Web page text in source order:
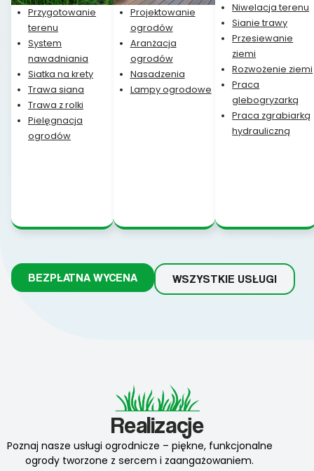
Przygotowanie
terenu
System
nawadniania
Siatka na krety
Trawa siana
Trawa z rolki
Pielęgnacja
ogrodów
Projektowanie
ogrodów
Aranżacja
ogrodów
Nasadzenia
Lampy ogrodowe
Niwelacja terenu
Sianie trawy
Przesiewanie
ziemi
Rozwożenie ziemi
Praca
glebogryzarką
Praca zgrabiarką
hydrauliczną
BEZPŁATNA WYCENA WSZYSTKIE USŁUGI
Realizacje
Poznaj nasze usługi ogrodnicze – piękne, funkcjonalne
ogrody tworzone z sercem i zaangażowaniem.